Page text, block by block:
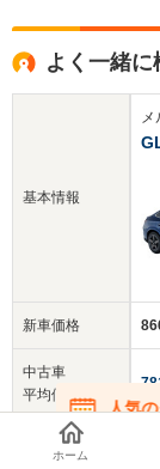
よく一緒
基本情報
新車価格
中古車
平均価格
クチコミ
総合評価
メ
人気
在庫が
ホーム